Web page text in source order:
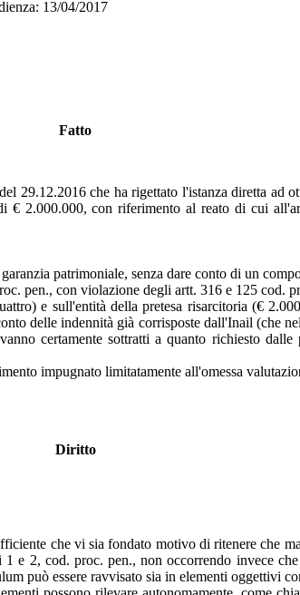
13/04/2017
Fatto
29.12.2016 che ha rigettato l'istanza diretta ad
2.000.000, con riferimento al reato di cui
patrimoniale, senza dare conto di un
pen., con violazione degli artt. 316 e 125 cod.
e sull'entità della pretesa risarcitoria (€
delle indennità già corrisposte dall'Inail (che
certamente sottratti a quanto richiesto
impugnato limitatamente all'omessa
Diritto
che vi sia fondato motivo di ritenere che
2, cod. proc. pen., non occorrendo invece
può essere ravvisato sia in elementi oggettivi